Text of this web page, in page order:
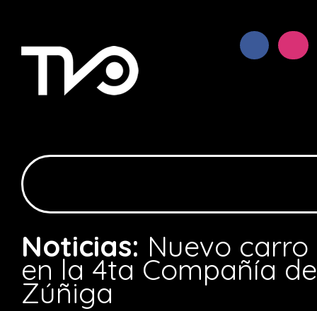
Noticias: Nuevo
en la 4ta Compañía
Zúñiga